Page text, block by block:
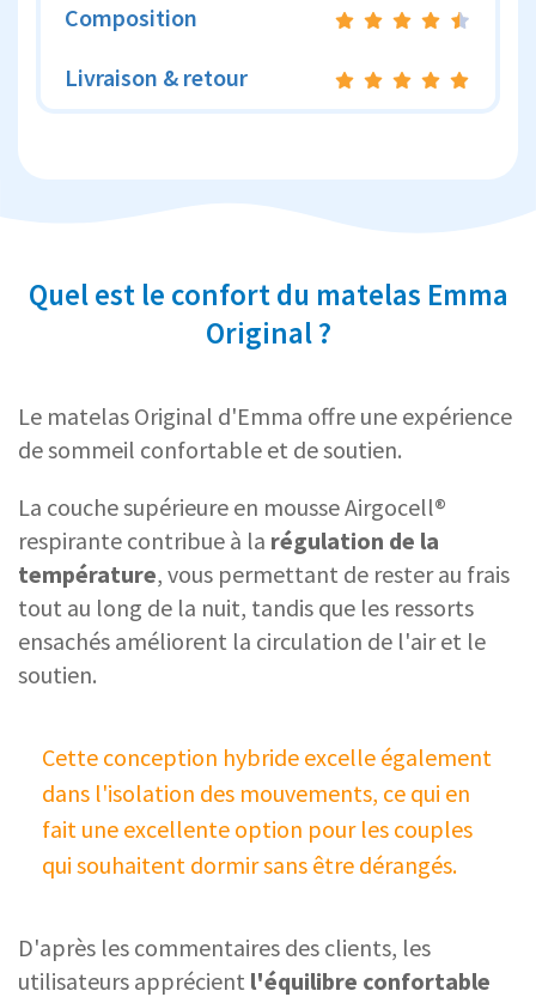
Composition
Livraison & retour
Quel est le confort du matelas Emma
Original ?
Le matelas Original d'Emma offre une expérience
de sommeil confortable et de soutien.
La couche supérieure en mousse Airgocell®
respirante contribue à la régulation de la
température, vous permettant de rester au frais
tout au long de la nuit, tandis que les ressorts
ensachés améliorent la circulation de l'air et le
soutien.
Cette conception hybride excelle également
dans l'isolation des mouvements, ce qui en
fait une excellente option pour les couples
qui souhaitent dormir sans être dérangés.
D'après les commentaires des clients, les
utilisateurs apprécient l'équilibre confortable